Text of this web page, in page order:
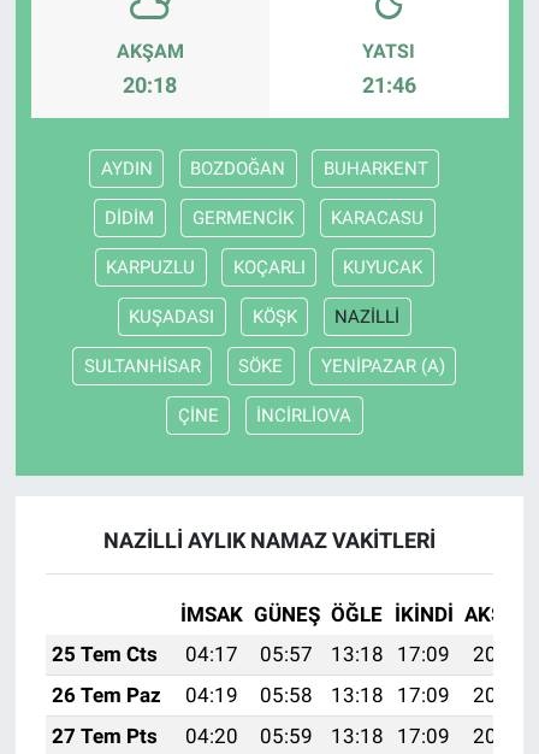
AKŞAM
20:18
YATSI
21:46
AYDIN BOZDOĞAN BUHARKENT
DİDİM GERMENCİK KARACASU
KARPUZLU KOÇARLI KUYUCAK
KUŞADASI KÖŞK NAZİLLİ
SULTANHİSAR SÖKE YENİPAZAR (A)
ÇİNE İNCİRLİOVA
NAZİLLİ AYLIK NAMAZ VAKITLERI
İMSAK GÜNEŞ ÖĞLE İKINDI AKŞAM
25 Tem Cts
04:17 05:57 13:18 17:09
20:30
26 Tem Paz
04:19 05:58 13:18 17:09
20:29
27 Tem Pts
04:20 05:59 13:18 17:09
20:28